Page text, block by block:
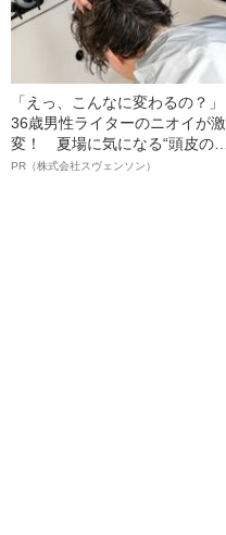
「えっ、こんなに変わるの？」
36歳男性ライターのニオイが激
変！ 夏場に気になる“頭皮のニ
オイ”や“ベタつき”を解消す
PR（株式会社スヴェンソン）